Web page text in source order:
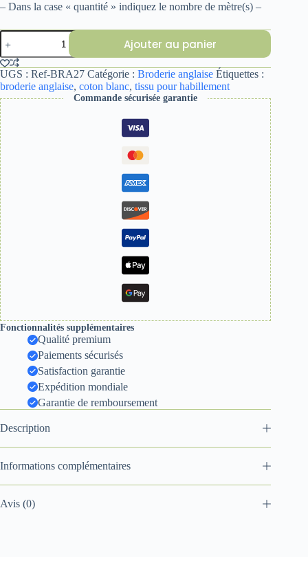
– Dans la case « quantité » indiquez le nombre de mètre(s) –
quantité
de
BRODERIE
ANGLAISE
27
Ajouter au panier
UGS : Ref-BRA27 Catégorie : Broderie anglaise Étiquettes :
broderie anglaise, coton blanc, tissu pour habillement
Commande sécurisée garantie
Fonctionnalités supplémentaires
Qualité premium
Paiements sécurisés
Satisfaction garantie
Expédition mondiale
Garantie de remboursement
Description
Informations complémentaires
Avis (0)